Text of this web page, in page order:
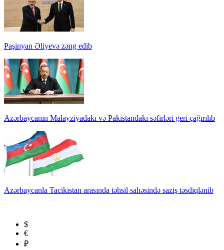
Paşinyan Əliyevə zəng edib
Azərbaycanın Malayziyadakı və Pakistandakı səfirləri geri çağırılıb
Azərbaycanla Tacikistan arasında təhsil sahəsində saziş təsdiqlənib
$
€
₽